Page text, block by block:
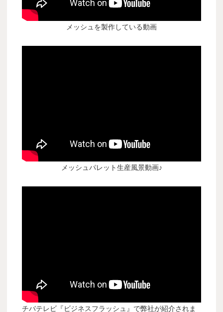
メッシュを製作している動画
メッシュパレット生産風景動画♪
チバテレビ『ビジネスフラッシュ』で弊社が紹介されま